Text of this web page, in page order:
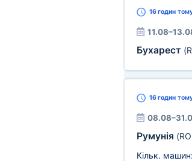
16 годин
Бухарест
16 годин
Румунія
Кільк. машин: